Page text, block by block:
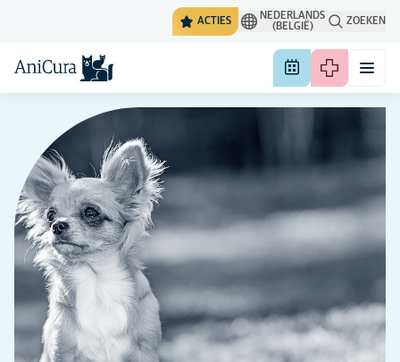
ACTIES
NEDERLANDS
(BELGIË)
ZOEKEN